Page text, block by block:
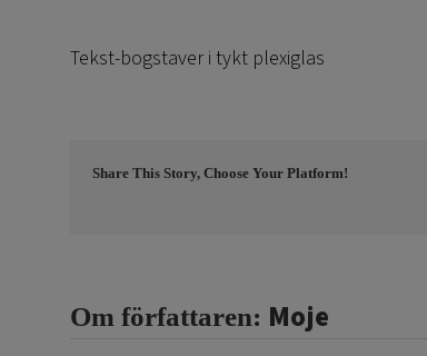
Tekst-bogstaver i tykt plexiglas
Share This Story, Choose Your Platform!
Om författaren: Moje